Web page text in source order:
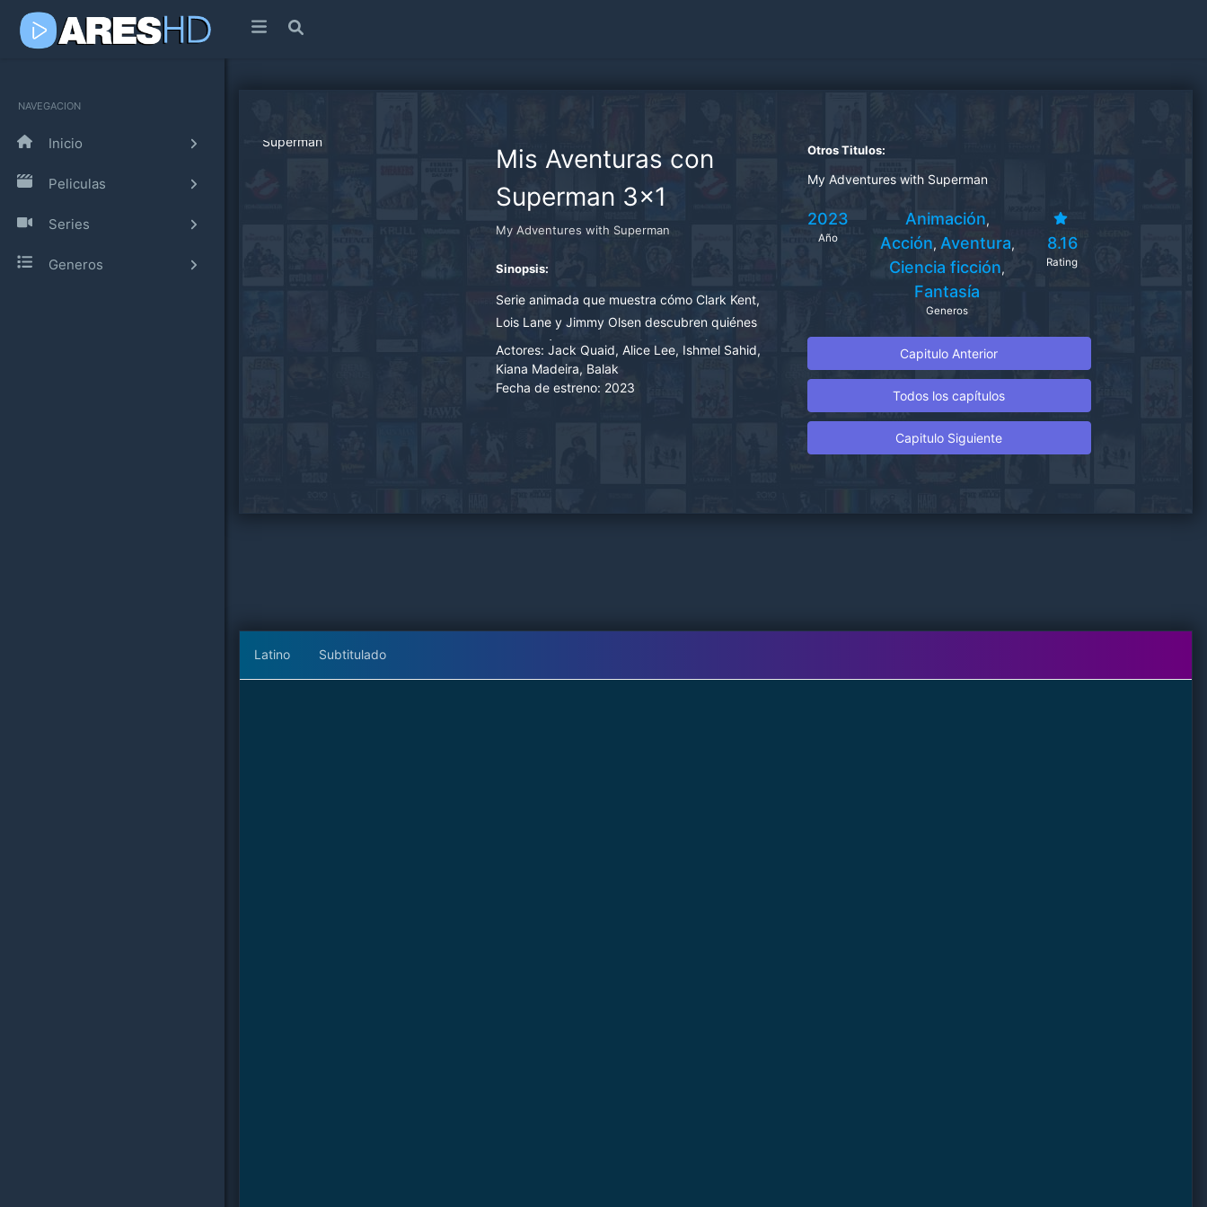
NAVEGACION
Inicio
Peliculas
Series
Generos
Mis Aventuras con
Superman 3x1
My Adventures with Superman
Sinopsis:
Serie animada que muestra cómo Clark Kent,
Lois Lane y Jimmy Olsen descubren quiénes
son y qué son capaces de lograr, mientras
salvan la ciudad de las fuerzas que conspiran
para destruirla.
Actores: Jack Quaid, Alice Lee, Ishmel Sahid,
Kiana Madeira, Balak
Fecha de estreno: 2023
Otros Titulos:
My Adventures with Superman
2023
Año
Animación,
Acción, Aventura,
Ciencia ficción,
Fantasía
Generos
8.16
Rating
Capitulo Anterior
Todos los capítulos
Capitulo Siguiente
Latino Subtitulado